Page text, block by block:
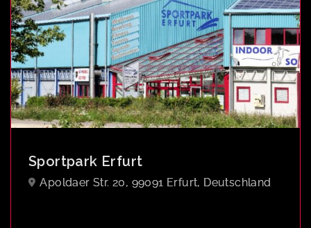
Sportpark Erfurt
Apoldaer Str. 20, 99091 Erfurt, Deutschland